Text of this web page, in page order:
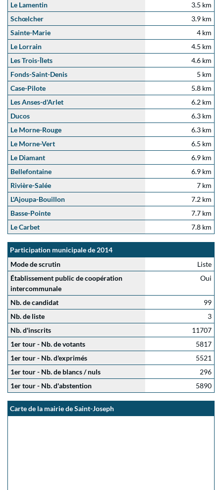
Le Lamentin
3.5 km
Schœlcher
3.9 km
Sainte-Marie
4 km
Le Lorrain
4.5 km
Les Trois-Îlets
4.6 km
Fonds-Saint-Denis
5 km
Case-Pilote
5.8 km
Les Anses-d'Arlet
6.2 km
Ducos
6.3 km
Le Morne-Rouge
6.3 km
Le Morne-Vert
6.5 km
Le Diamant
6.9 km
Bellefontaine
6.9 km
Rivière-Salée
7 km
L'Ajoupa-Bouillon
7.2 km
Basse-Pointe
7.7 km
Le Carbet
7.8 km
Participation municipale de 2014
Mode de scrutin
Liste
Établissement public de coopération
intercommunale
Oui
Nb. de candidat
99
Nb. de liste
3
Nb. d'inscrits
11707
1er tour - Nb. de votants
5817
1er tour - Nb. d'exprimés
5521
1er tour - Nb. de blancs / nuls
296
1er tour - Nb. d'abstention
5890
Carte de la mairie de Saint-Joseph